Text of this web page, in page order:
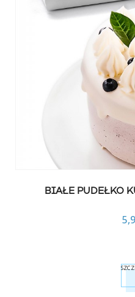
BIAŁE PUDEŁKO